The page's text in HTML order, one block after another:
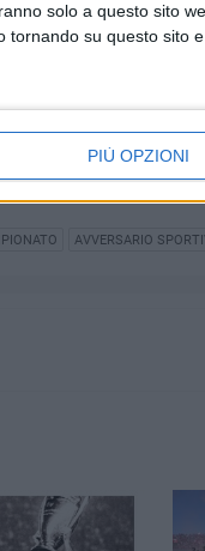
solo a questo sito
tornando su questo sito
PIÙ OPZIONI
DI PRIMA
14;
8.
Ternana e
AVVERSARIO